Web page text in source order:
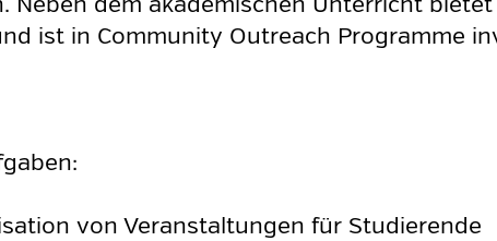
ist in Community Outreach Programme
von Veranstaltungen für Studierende